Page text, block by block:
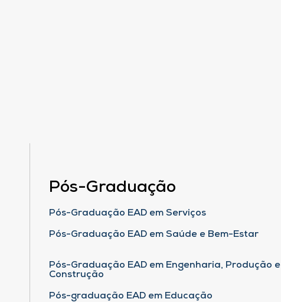
Pós-Graduação
Pós-Graduação EAD em Serviços
Pós-Graduação EAD em Saúde e Bem-Estar
Pós-Graduação EAD em Engenharia, Produção e
Construção
Pós-graduação EAD em Educação